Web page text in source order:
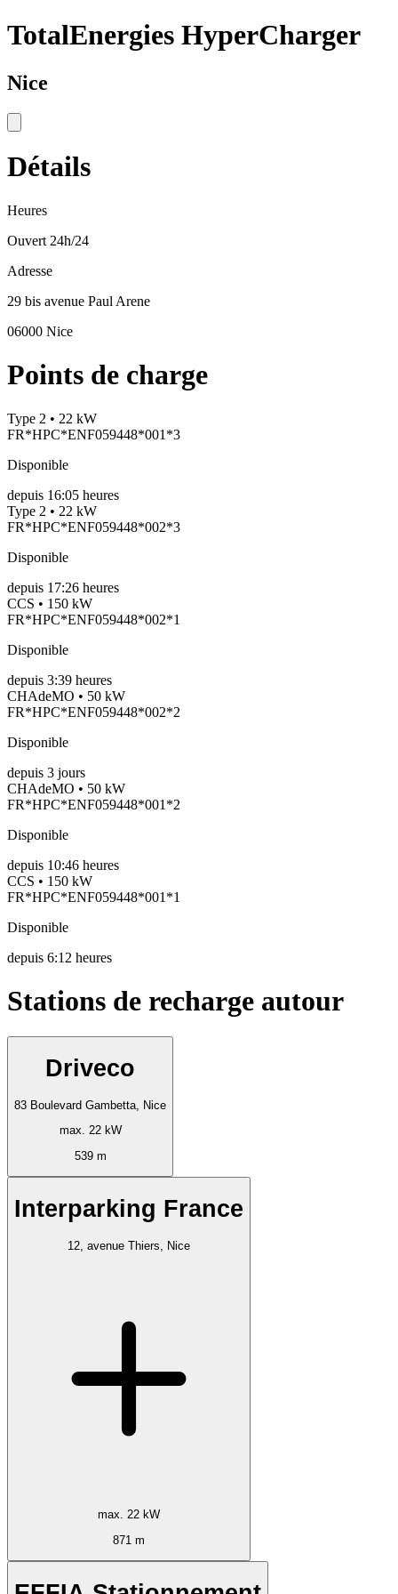
TotalEnergies HyperCharger
Nice
Détails
Heures
Ouvert 24h/24
Adresse
29 bis avenue Paul Arene
06000 Nice
Points de charge
Type 2 • 22 kW
FR*HPC*ENF059448*001*3
Disponible
depuis 16:05 heures
Type 2 • 22 kW
FR*HPC*ENF059448*002*3
Disponible
depuis 17:26 heures
CCS • 150 kW
FR*HPC*ENF059448*002*1
Disponible
depuis 3:39 heures
CHAdeMO • 50 kW
FR*HPC*ENF059448*002*2
Disponible
depuis 3 jours
CHAdeMO • 50 kW
FR*HPC*ENF059448*001*2
Disponible
depuis 10:46 heures
CCS • 150 kW
FR*HPC*ENF059448*001*1
Disponible
depuis 6:12 heures
Stations de recharge autour
Driveco
83 Boulevard Gambetta, Nice
max. 22 kW
539 m
Interparking France
12, avenue Thiers, Nice
max. 22 kW
871 m